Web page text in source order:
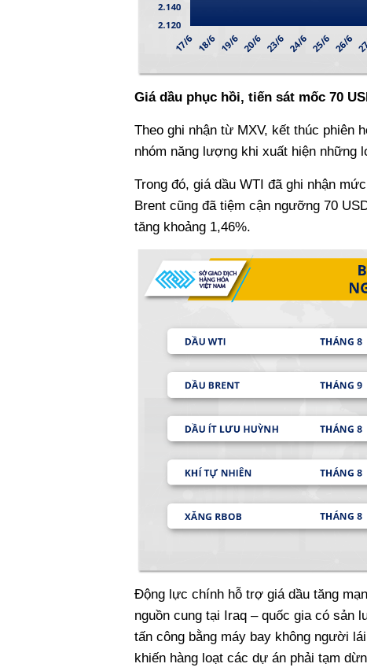
Giá dầu phục hồi, tiến sát mốc 70
Theo ghi nhận từ MXV, kết thúc phiên
nhóm năng lượng khi xuất hiện những
Trong đó, giá dầu WTI đã ghi nhận
Brent cũng đã tiệm cận ngưỡng 70
tăng khoảng 1,46%.
Động lực chính hỗ trợ giá dầu tăng
nguồn cung tại Iraq – quốc gia có sản
tấn công bằng máy bay không người
khiến hàng loạt các dự án phải tạm